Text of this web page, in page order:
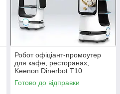
Робот офіціант-промоутер
для кафе, ресторанах,
Keenon Dinerbot T10
Готово до відправки